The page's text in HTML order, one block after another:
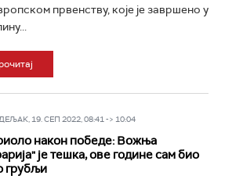
првенству, које је завршено у
19. СЕП 2022, 08:41 -> 10:04
након победе: Вожња
је тешка, ове године сам био
грубљи